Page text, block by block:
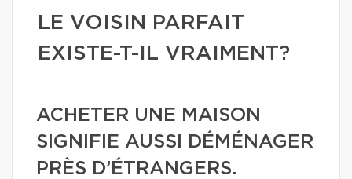
LE VOISIN PARFAIT
EXISTE-T-IL VRAIMENT?
ACHETER UNE MAISON
SIGNIFIE AUSSI DÉMÉNAGER
PRÈS D’ÉTRANGERS.